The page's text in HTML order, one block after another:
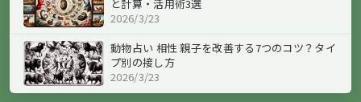
と計算・活用術3選
2026/3/23
動物占い 相性 親子を改善する7つのコツ？タイ
プ別の接し方
2026/3/23